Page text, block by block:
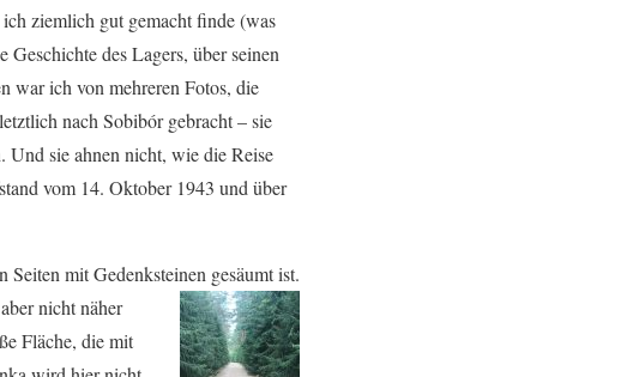
ziemlich gut gemacht finde (was
des Lagers, über seinen
war ich von mehreren Fotos, die
nach Sobibór gebracht – sie
Und sie ahnen nicht, wie die Reise
vom 14. Oktober 1943 und über
mit Gedenksteinen gesäumtist.
nichtnäher
Fläche, die mit